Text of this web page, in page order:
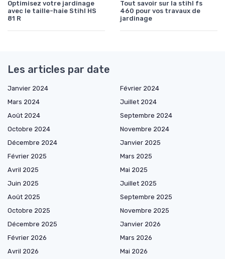
Optimisez votre jardinage
avec le taille-haie Stihl HS
81 R
Tout savoir sur la stihl fs
460 pour vos travaux de
jardinage
Les articles par date
Janvier 2024
Février 2024
Mars 2024
Juillet 2024
Août 2024
Septembre 2024
Octobre 2024
Novembre 2024
Décembre 2024
Janvier 2025
Février 2025
Mars 2025
Avril 2025
Mai 2025
Juin 2025
Juillet 2025
Août 2025
Septembre 2025
Octobre 2025
Novembre 2025
Décembre 2025
Janvier 2026
Février 2026
Mars 2026
Avril 2026
Mai 2026